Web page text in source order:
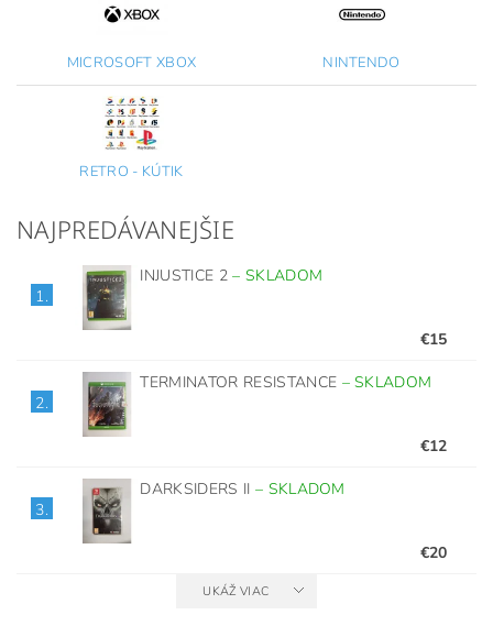
MICROSOFT XBOX NINTENDO
RETRO - KÚTIK
NAJPREDÁVANEJŠIE
1.
INJUSTICE 2– SKLADOM
€15
2.
TERMINATOR RESISTANCE –SKLADOM
€12
3.
DARKSIDERS II – SKLADOM
€20
UKÁŽ VIAC